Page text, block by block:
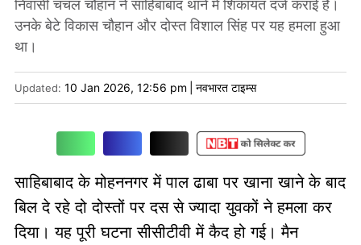
निवासी चंचल चौहान ने साहिबाबाद थाने में शिकायत दर्ज कराई है।
उनके बेटे विकास चौहान और दोस्त विशाल सिंह पर यह हमला हुआ
था।
Updated: 10 Jan 2026, 12:56 pm नवभारत टाइम्स
साहिबाबाद के मोहननगर में पाल ढाबा पर खाना खाने के बाद
बिल दे रहे दो दोस्तों पर दस से ज्यादा युवकों ने हमला कर
दिया। यह पूरी घटना सीसीटीवी में कैद हो गई। मैन